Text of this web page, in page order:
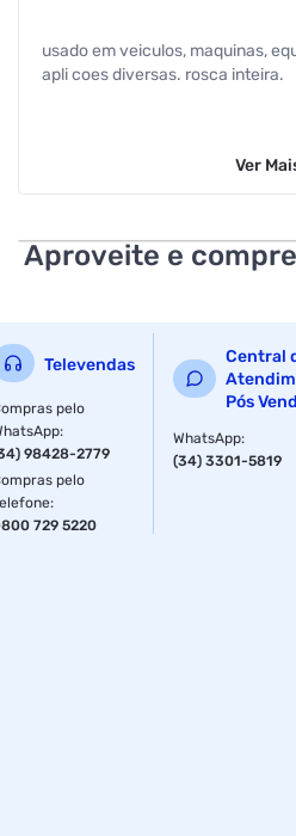
usado em veiculos, maquinas,
apli coes diversas. rosca inteira.
Ver
Aproveite e
Televendas
pelo
:
98428-2779
pelo
:
729 5220
Central
Pós
WhatsApp:
(34) 3301-5819